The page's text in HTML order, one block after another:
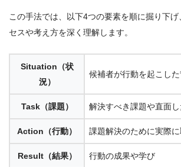
この手法では、以下4つの要素を順に掘り下
セスや考え方を深く理解します。
Situation（状
況）
候補者が行動を起こし
Task（課題） 解決すべき課題や直面
Action（行動） 課題解決のために実際
Result（結果） 行動の成果や学び